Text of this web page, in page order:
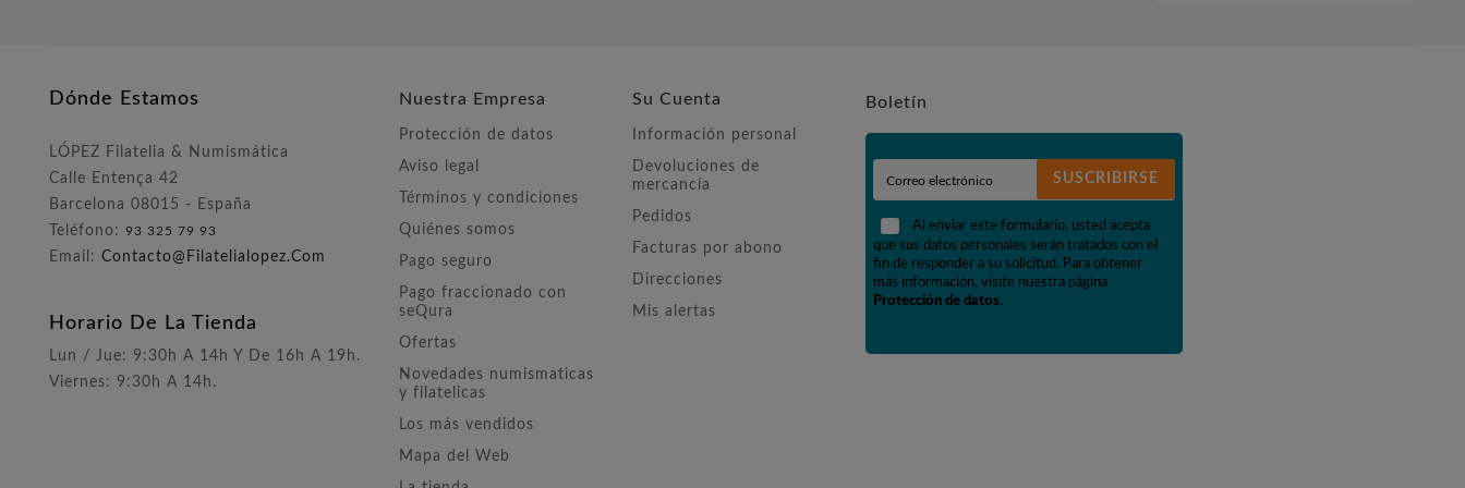
Dónde Estamos
LÓPEZ Filatelia & Numismática
Calle Entença 42
Barcelona 08015 - España
Teléfono: 93 325 79 93
Email: Contacto@filatelialopez.com
Horario De La Tienda
Lun / Jue: 9:30h A 14h Y De 16h A 19h.
Viernes: 9:30h A 14h.
Nuestra Empresa
Protección de datos
Aviso legal
Términos y condiciones
Quiénes somos
Pago seguro
Pago fraccionado con
seQura
Ofertas
Novedades numismaticas
y filatelicas
Los más vendidos
Mapa del Web
Su Cuenta
Información personal
Devoluciones de
mercancía
Pedidos
Facturas por abono
Direcciones
Mis alertas
Boletín
SUSCRIBIRSE
Al enviar este formulario, usted acepta
que sus datos personales serán tratados con el
fin de responder a su solicitud. Para obtener
más información, visite nuestra página
Protección de datos.